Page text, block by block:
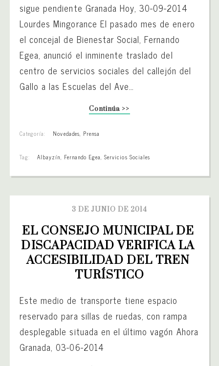
sigue pendiente Granada Hoy, 30-09-2014
Lourdes Mingorance El pasado mes de enero
el concejal de Bienestar Social, Fernando
Egea, anunció el inminente traslado del
centro de servicios sociales del callejón del
Gallo a las Escuelas del Ave…
Continúa >>
Categoría: Novedades, Prensa
Tag: Albayzín, Fernando Egea,Servicios Sociales
3 DE JUNIO DE 2014
EL CONSEJO MUNICIPAL DE
DISCAPACIDAD VERIFICA LA
ACCESIBILIDAD DEL TREN
TURÍSTICO
Este medio de transporte tiene espacio
reservado para sillas de ruedas, con rampa
desplegable situada en el último vagón Ahora
Granada, 03-06-2014